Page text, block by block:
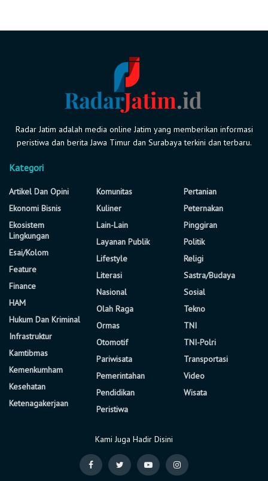
Radar Jatim adalah media online Jatim yang memberikan informasi
peristiwa dan berita Jawa Timur dan Surabaya terkini dan terbaru.
Kategori
Artikel Dan Opini
Ekonomi Bisnis
Ekosistem
Lingkungan
Esai/Kolom
Feature
Finance
HAM
Hukum Dan Kriminal
Infrastruktur
Kamtibmas
Kemenkumham
Kesehatan
Ketenagakerjaan
Komunitas
Kuliner
Lain-Lain
Layanan Publik
Lifestyle
Literasi
Nasional
Olah Raga
Ormas
Otomotif
Pariwisata
Pemerintahan
Pendidikan
Peristiwa
Pertanian
Peternakan
Pinggiran
Politik
Religi
Sastra/Budaya
Sosial
Tekno
TNI
TNI-Polri
Transportasi
Video
Wisata
Kami Juga Hadir Disini